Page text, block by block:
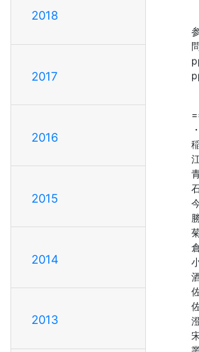
2018
2017
2016
2015
2014
2013